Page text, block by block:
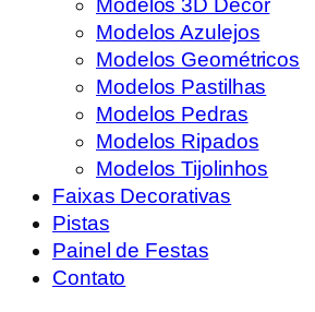
Modelos 3D Decor
Modelos Azulejos
Modelos Geométricos
Modelos Pastilhas
Modelos Pedras
Modelos Ripados
Modelos Tijolinhos
Faixas Decorativas
Pistas
Painel de Festas
Contato